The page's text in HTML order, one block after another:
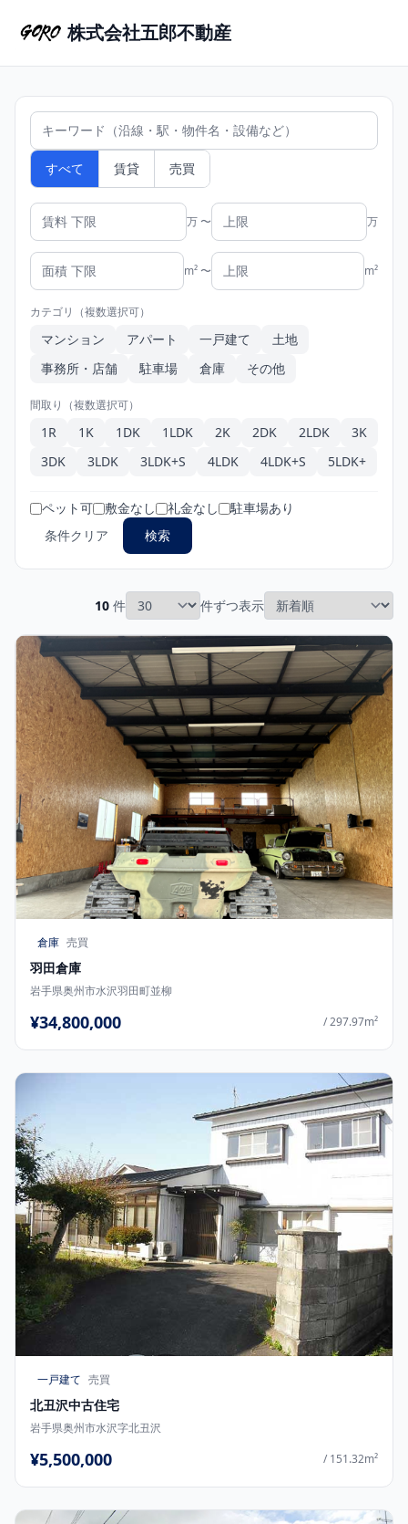
株式会社五郎不動産
すべて 賃貸 売買
万 〜 万
m² 〜 m²
カテゴリ（複数選択可）
マンション アパート 一戸建て
土地
事務所・店舗
駐車場 倉庫 その他
間取り（複数選択可）
1R 1K 1DK 1LDK 2K 2DK 2LDK
3K
3DK
3LDK 3LDK+S 4LDK 4LDK+S 5LDK+
ペット可 敷金なし 礼金なし
駐車場あり
条件クリア
検索
10 件 件ずつ表示
倉庫 売買
羽田倉庫
岩手県奥州市水沢羽田町並柳
¥34,800,000 / 297.97m²
一戸建て 売買
北丑沢中古住宅
岩手県奥州市水沢字北丑沢
¥5,500,000 / 151.32m²